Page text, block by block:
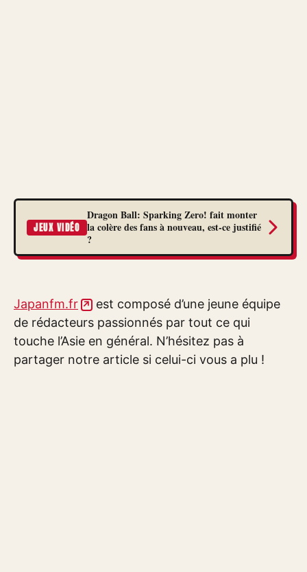
JEUX VIDÉO
Dragon Ball: Sparking Zero! fait monter
la colère des fans à nouveau, est-ce justifié
?
Japanfm.fr
est composé d’une jeune équipe
de rédacteurs passionnés par tout ce qui
touche l’Asie en général. N’hésitez pas à
partager notre article si celui-ci vous a plu !